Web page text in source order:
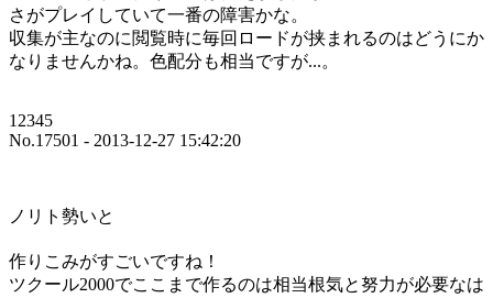
さがプレイしていて一番の障害かな。
収集が主なのに閲覧時に毎回ロードが挟まれるのはどうにか
なりませんかね。色配分も相当ですが...。
12345
No.17501 - 2013-12-27 15:42:20
ノリト勢いと
作りこみがすごいですね！
ツクール2000でここまで作るのは相当根気と努力が必要なは